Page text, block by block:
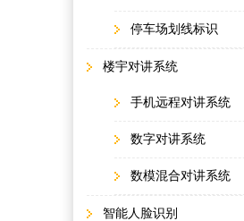
停车场划线标识
楼宇对讲系统
手机远程对讲系统
数字对讲系统
数模混合对讲系统
智能人脸识别